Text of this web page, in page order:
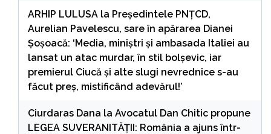
ARHIP LULUSA la Președintele PNȚCD,
Aurelian Pavelescu, sare în apărarea Dianei
Șoșoacă: ‘Media, miniștri și ambasada Italiei au
lansat un atac murdar, în stil bolșevic, iar
premierul Ciucă și alte slugi nevrednice s-au
făcut preș, mistificând adevărul!’
Ciurdaras Dana la Avocatul Dan Chitic propune
LEGEA SUVERANITĂȚII: România a ajuns într-